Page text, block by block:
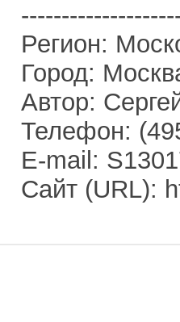
Регион:
Город:
Автор:
Телефон:
E-mail:
Сайт (URL):